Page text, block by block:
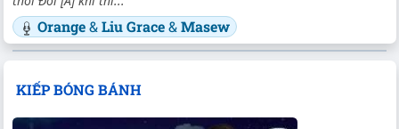
Orange&Liu Grace&Masew
KIẾP BÓNG BÁNH